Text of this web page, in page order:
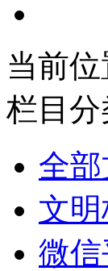
当前位
栏目分
全部
文明
微信